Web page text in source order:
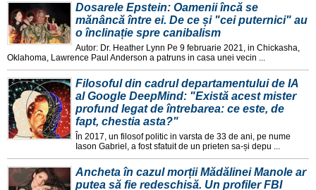
Dosarele Epstein: Oamenii încă se
mănâncă între ei. De ce și "cei puternici" au
o înclinație spre canibalism
Autor: Dr. Heather Lynn Pe 9 februarie 2021, in Chickasha,
Oklahoma, Lawrence Paul Anderson a patruns in casa unei vecin ...
Filosoful din cadrul departamentului de IA
al Google DeepMind: "Există acest mister
profund legat de întrebarea: ce este, de
fapt, chestia asta?"
În 2017, un filosof politic in varsta de 33 de ani, pe nume
Iason Gabriel, a fost sfatuit de un prieten sa-și depu ...
Ancheta în cazul morții Mădălinei Manole ar
putea să fie redeschisă. Un profiler FBI